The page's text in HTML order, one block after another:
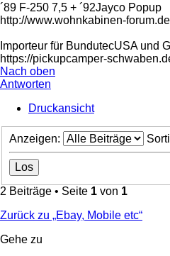
´89 F-250 7,5 + ´92Jayco Popup
http://www.wohnkabinen-
Importeur für BundutecUSA und
https://pickupcamper-
Nach oben
Antworten
Druckansicht
Anzeigen:
2 Beiträge • Seite 1 von 1
Zurück zu „Ebay, Mobile etc“
Gehe zu